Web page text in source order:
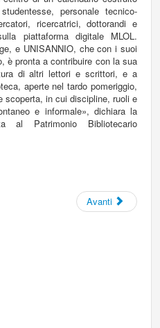
personale tecnico-
ricercatrici, dottorandi e
piattaforma digitale MLOL.
e UNISANNIO, che con i suoi
è pronta a contribuire con la sua
di altri lettori e scrittori, e a
aperte nel tardo pomeriggio,
scoperta, in cui discipline, ruoli e
e informale», dichiara la
al Patrimonio Bibliotecario
Avanti